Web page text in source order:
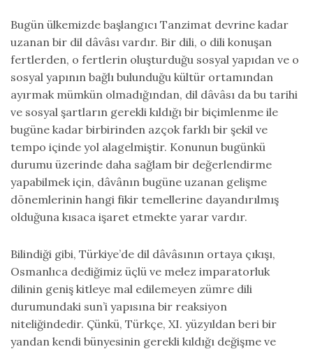
Bugün ülkemizde başlangıcı Tanzimat devrine kadar
uzanan bir dil dâvâsı vardır. Bir dili, o dili konuşan
fertlerden, o fertlerin oluşturduğu sosyal yapıdan ve o
sosyal yapının bağlı bulunduğu kültür ortamından
ayırmak mümkün olmadığından, dil dâvâsı da bu tarihi
ve sosyal şartların gerekli kıldığı bir biçimlenme ile
bugüne kadar birbirinden azçok farklı bir şekil ve
tempo içinde yol alagelmiştir. Konunun bugünkü
durumu üzerinde daha sağlam bir değerlendirme
yapabilmek için, dâvânın bugüne uzanan gelişme
dönemlerinin hangi fikir temellerine dayandırılmış
olduğuna kısaca işaret etmekte yarar vardır.
Bilindiği gibi, Türkiye’de dil dâvâsının ortaya çıkışı,
Osmanlıca dediğimiz üçlü ve melez imparatorluk
dilinin geniş kitleye mal edilemeyen zümre dili
durumundaki sun’i yapısına bir reaksiyon
niteliğindedir. Çünkü, Türkçe, XI. yüzyıldan beri bir
yandan kendi bünyesinin gerekli kıldığı değişme ve